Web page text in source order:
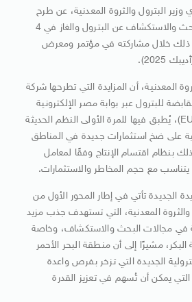
البترول والثروة المعدنية، عن طرح
مزايدة عالمية جديدة للبحث والاستكشاف عن البترول والغاز في 4
ذلك خلال مشاركته في مؤتمر ومعرض
2025).
المعدنية، أن المزايدة التي تطرحها شركة
للبترول عبر بوابة مصر الإلكترونية
للاستكشاف والإنتاج (EUG)، يُطبق فيها للمرة الأولى النظم الحديثة
على ضخ استثمارات جديدة في المناطق
بنظام اقتسام الإنتاج وفقًا لمعامل
الجديدة تأتي في إطار المحور الأول من
والثروة المعدنية، التي تستهدف جذب مزيد
في مجالات البحث والاستكشاف، وخاصة
مشيرًا إلى أن منطقة البحر الأحمر
الجديدة التي تزخر بفرص واعدة
التي يمكن أن تُسهم في تعزيز القدرة